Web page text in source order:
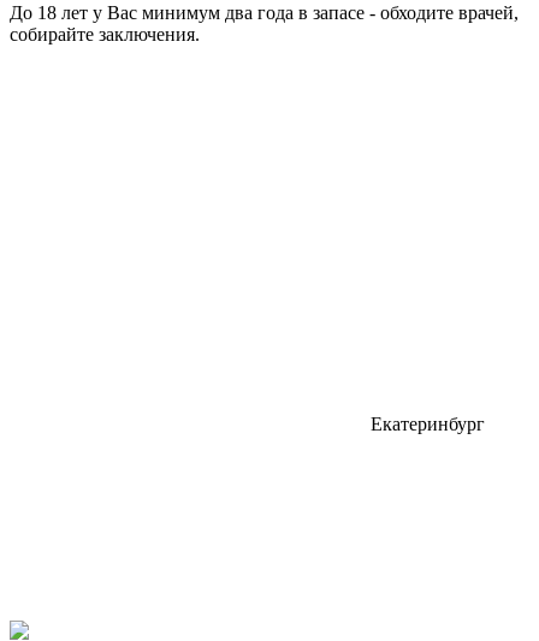
До 18 лет у Вас минимум два года в запасе - обходите врачей,
собирайте заключения.
Екатеринбург